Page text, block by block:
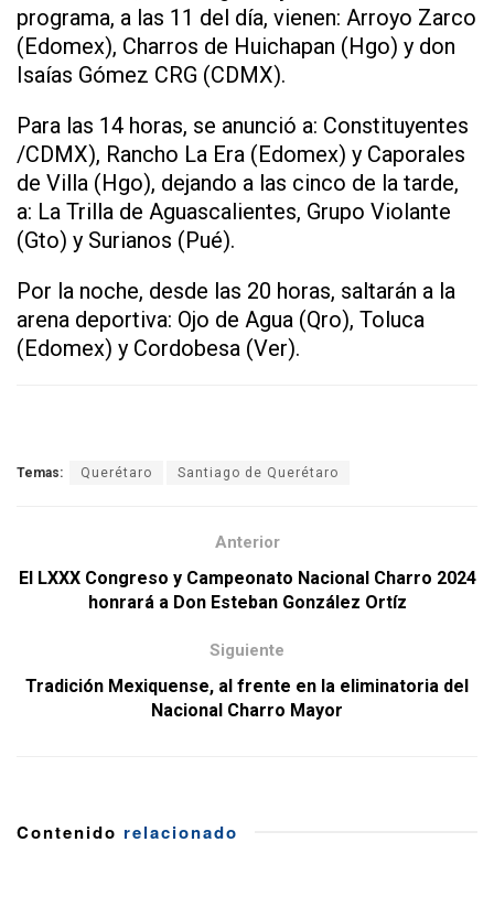
programa, a las 11 del día, vienen: Arroyo Zarco
(Edomex), Charros de Huichapan (Hgo) y don
Isaías Gómez CRG (CDMX).
Para las 14 horas, se anunció a: Constituyentes
/CDMX), Rancho La Era (Edomex) y Caporales
de Villa (Hgo), dejando a las cinco de la tarde,
a: La Trilla de Aguascalientes, Grupo Violante
(Gto) y Surianos (Pué).
Por la noche, desde las 20 horas, saltarán a la
arena deportiva: Ojo de Agua (Qro), Toluca
(Edomex) y Cordobesa (Ver).
Temas: Querétaro Santiago de Querétaro
Anterior
El LXXX Congreso y Campeonato Nacional Charro 2024
honrará a Don Esteban González Ortíz
Siguiente
Tradición Mexiquense, al frente en la eliminatoria del
Nacional Charro Mayor
Contenido relacionado